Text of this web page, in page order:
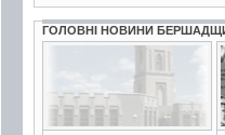
ГОЛОВНІ НОВИНИ